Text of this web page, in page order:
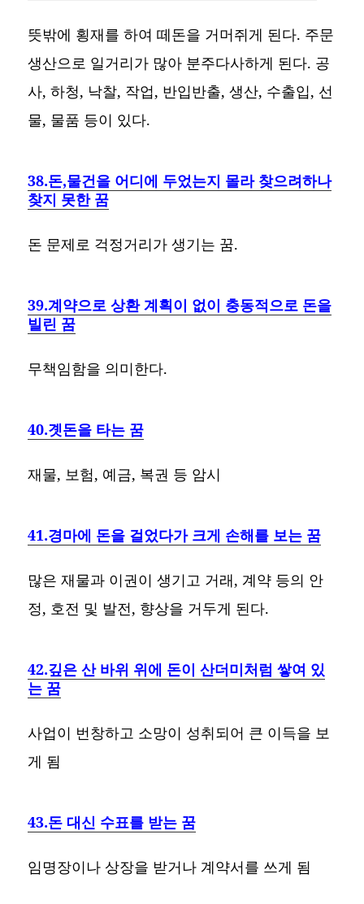
뜻밖에 횡재를 하여 떼돈을 거머쥐게 된다. 주문
생산으로 일거리가 많아 분주다사하게 된다. 공
사, 하청, 낙찰, 작업, 반입반출, 생산, 수출입, 선
물, 물품 등이 있다.
38.돈,물건을 어디에 두었는지 몰라 찾으려하나
찾지 못한 꿈
돈 문제로 걱정거리가 생기는 꿈.
39.계약으로 상환 계획이 없이 충동적으로 돈을
빌린 꿈
무책임함을 의미한다.
40.곗돈을 타는 꿈
재물, 보험, 예금, 복권 등 암시
41.경마에 돈을 걸었다가 크게 손해를 보는 꿈
많은 재물과 이권이 생기고 거래, 계약 등의 안
정, 호전 및 발전, 향상을 거두게 된다.
42.깊은 산 바위 위에 돈이 산더미처럼 쌓여 있
는 꿈
사업이 번창하고 소망이 성취되어 큰 이득을 보
게 됨
43.돈 대신 수표를 받는 꿈
임명장이나 상장을 받거나 계약서를 쓰게 됨